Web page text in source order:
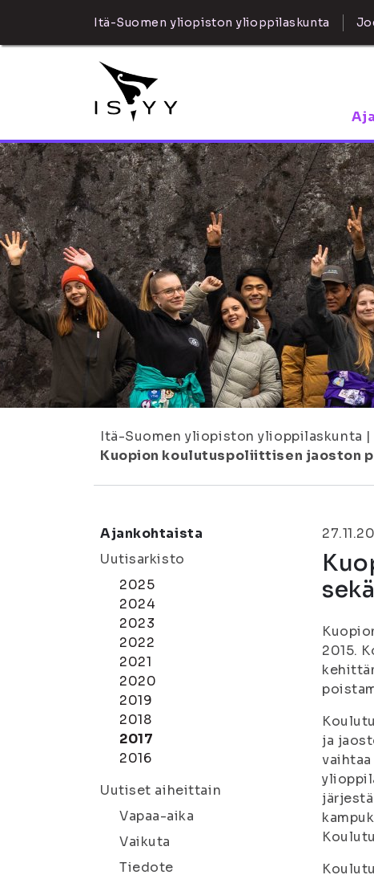
Itä-Suomen yliopiston ylioppilaskunta
Itä-Suomen yliopiston ylioppilaskunta |
Kuopion koulutuspoliittisen jaoston
Ajankohtaista
Uutisarkisto
2025
2024
2023
2022
2021
2020
2019
2018
2017
2016
Uutiset aiheittain
Vapaa-aika
Vaikuta
Tiedote
2015.
ja